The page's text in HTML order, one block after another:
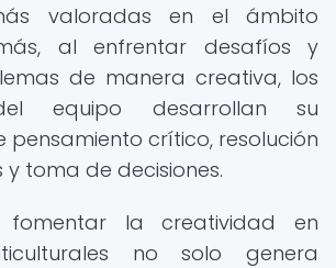
valoradas en el ámbito
al enfrentar desafíos y
de manera creativa, los
equipo desarrollan su
crítico, resolución
toma de decisiones.
fomentar la creatividad en
no solo genera